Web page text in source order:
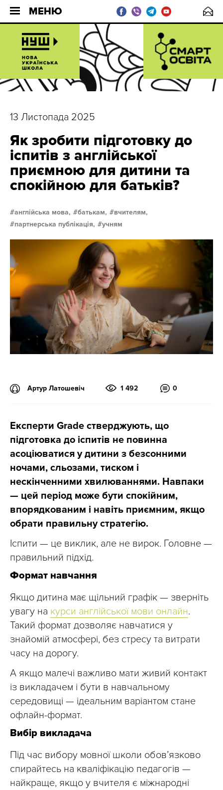
МЕНЮ
13 Листопада 2025
Як зробити підготовку до
іспитів з англійської
приємною для дитини та
спокійною для батьків?
англійська мова, батькам,
вчителям,
партнерська публікація,
учням
Артур Латошевіч 1 492 0
Експерти Grade стверджують, що
підготовка до іспитів не повинна
асоціюватися у дитини з безсонними
ночами, сльозами, тиском і
нескінченними хвилюваннями. Навпаки
— цей період може бути спокійним,
впорядкованим і навіть приємним, якщо
обрати правильну стратегію.
Іспити — це виклик, але не вирок. Головне —
правильний підхід.
Формат навчання
Якщо дитина має щільний графік — зверніть
увагу на курси англійської мови онлайн.
Такий формат дозволяє навчатися у
знайомій атмосфері, без стресу та витрати
часу на дорогу.
А якщо малечі важливо мати живий контакт
із викладачем і бути в навчальному
середовищі — ідеальним варіантом стане
офлайн-формат.
Вибір викладача
Під час вибору мовної школи обов’язково
спирайтесь на кваліфікацію педагогів —
найкраще, якщо у вчителя є міжнародні